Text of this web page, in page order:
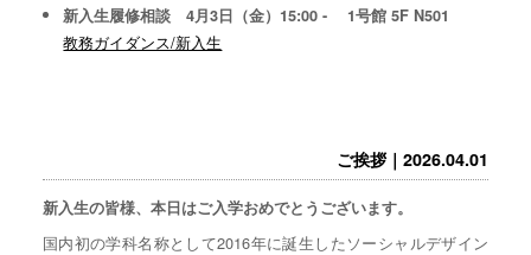
新入生履修相談 4月3日（金）15:00 - 1号館 5F N501
教務ガイダンス/新入生
ご挨拶｜2026.04.01
新入生の皆様、本日はご入学おめでとうございます。
国内初の学科名称として2016年に誕生したソーシャルデザイン